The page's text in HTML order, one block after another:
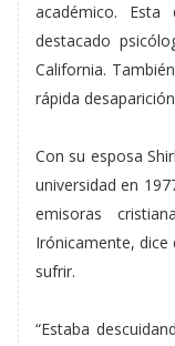
académico.
destacado
California.
rápida
Con su esposa
universidad en
emisoras
Irónicamente, dice
sufrir.
“Estaba